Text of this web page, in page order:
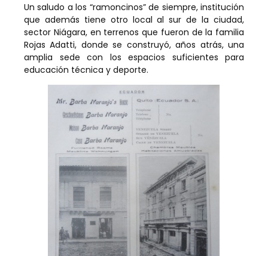
Un saludo a los “ramoncinos” de siempre, institución
que además tiene otro local al sur de la ciudad,
sector Niágara, en terrenos que fueron de la familia
Rojas Adatti, donde se construyó, años atrás, una
amplia sede con los espacios suficientes para
educación técnica y deporte.